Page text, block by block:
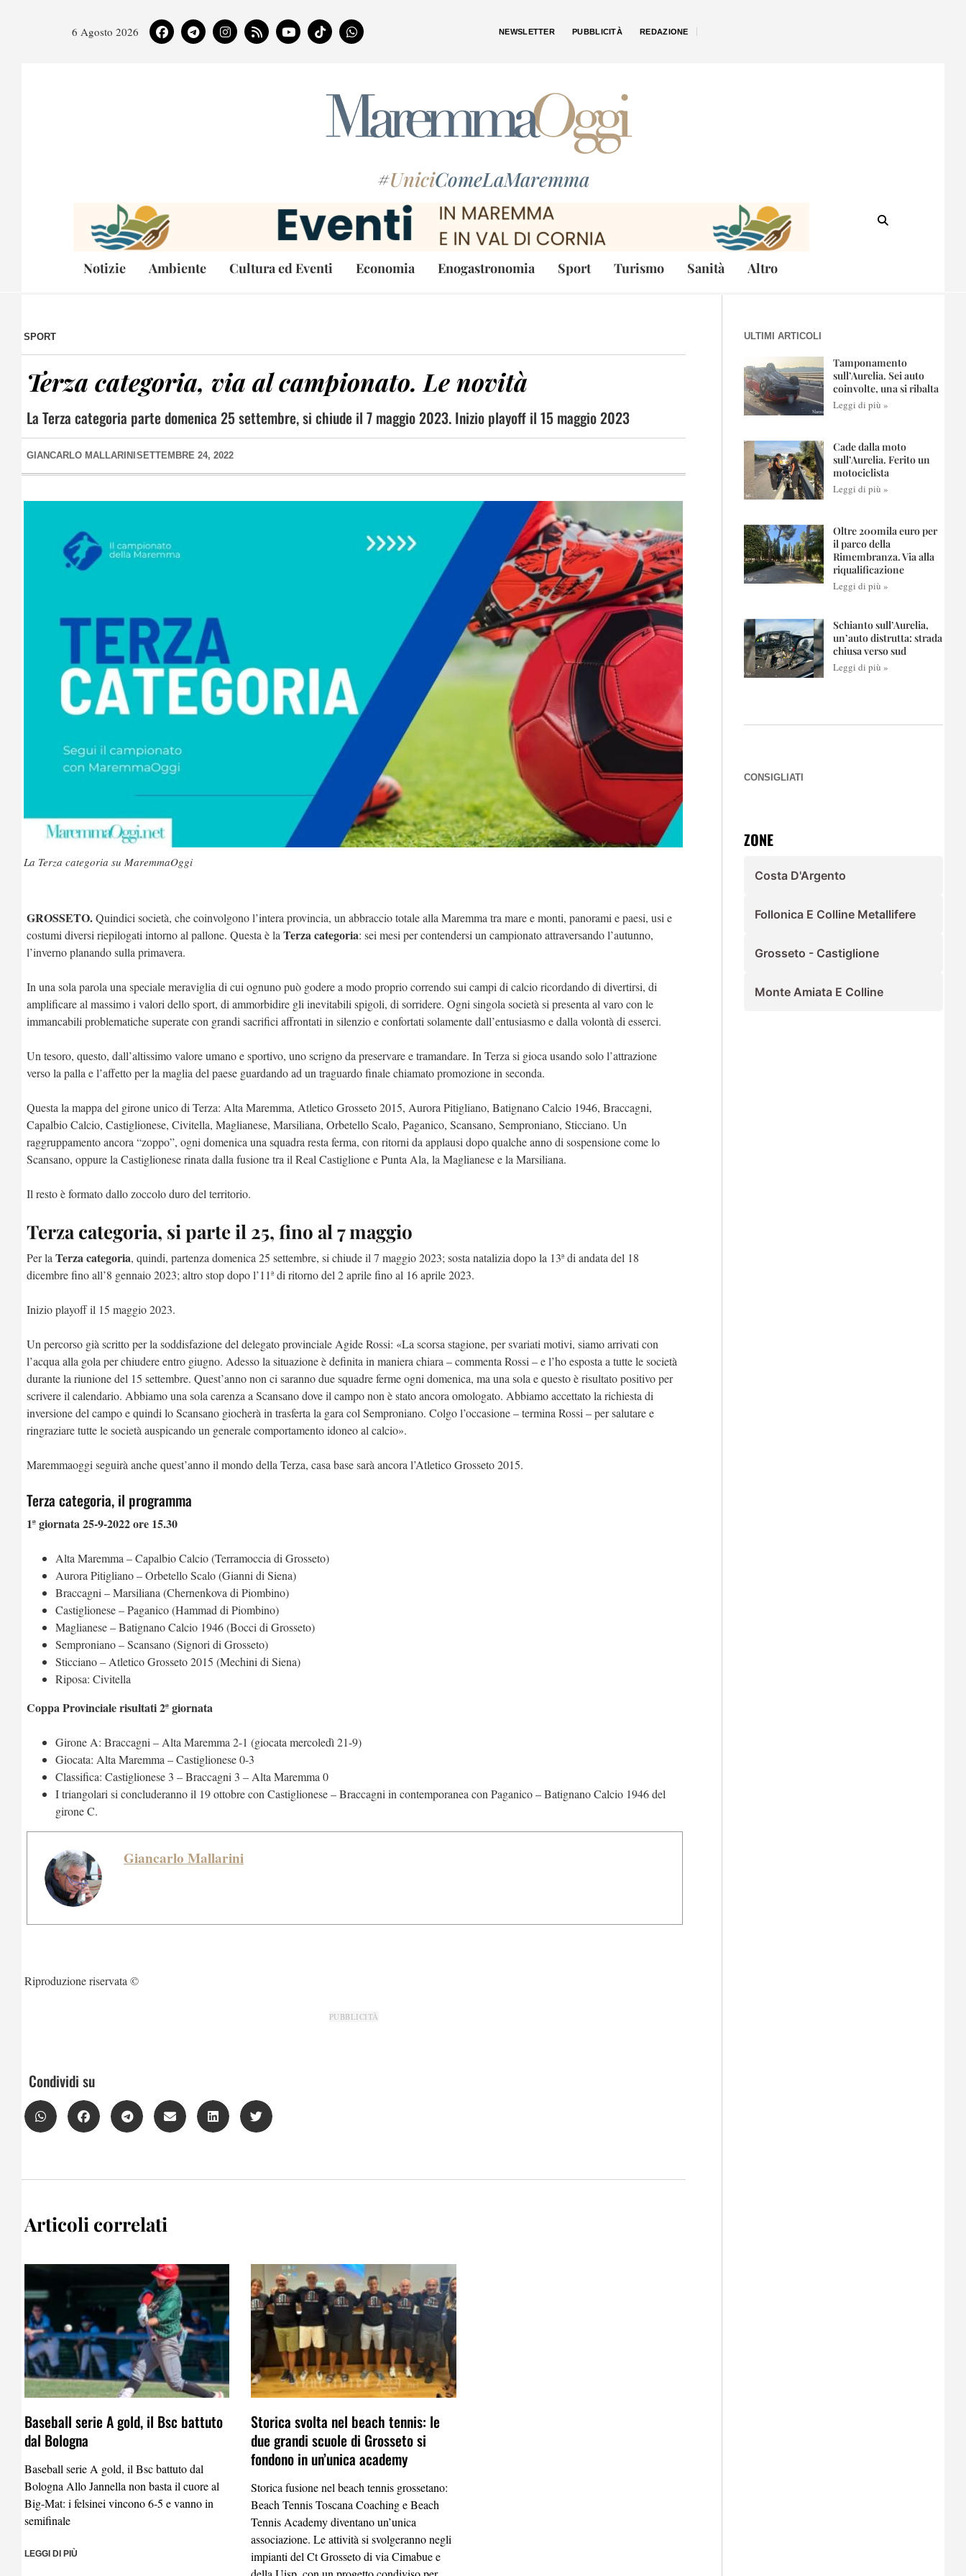
6 Agosto 2026 NEWSLETTER PUBBLICITÀ REDAZIONE
#UniciComeLaMaremma
Notizie Ambiente Cultura ed Eventi Economia Enogastronomia Sport Turismo Sanità Altro
SPORT
Terza categoria, via al campionato. Le novità
La Terza categoria parte domenica 25 settembre, si chiude il 7 maggio 2023. Inizio playoff il 15 maggio 2023
GIANCARLO MALLARINI SETTEMBRE 24, 2022
La Terza categoria su MaremmaOggi
GROSSETO.Quindici società, che coinvolgono l’intera provincia, un abbraccio totale alla Maremma tra mare e monti, panorami e paesi, usi e
costumi diversi riepilogati intorno al pallone. Questa è la Terza categoria: sei mesi per contendersi un campionato attraversando l’autunno,
l’inverno planando sulla primavera.
In una sola parola una speciale meraviglia di cui ognuno può godere a modo proprio correndo sui campi di calcio ricordando di divertirsi, di
amplificare al massimo i valori dello sport, di ammorbidire gli inevitabili spigoli, di sorridere. Ogni singola società si presenta al varo con le
immancabili problematiche superate con grandi sacrifici affrontati in silenzio e confortati solamente dall’entusiasmo e dalla volontà di esserci.
Un tesoro, questo, dall’altissimo valore umano e sportivo, uno scrigno da preservare e tramandare. In Terza si gioca usando solo l’attrazione
verso la palla e l’affetto per la maglia del paese guardando ad un traguardo finale chiamato promozione in seconda.
Questa la mappa del girone unico di Terza: Alta Maremma, Atletico Grosseto 2015, Aurora Pitigliano, Batignano Calcio 1946, Braccagni,
Capalbio Calcio, Castiglionese, Civitella, Maglianese, Marsiliana, Orbetello Scalo, Paganico, Scansano, Semproniano, Sticciano. Un
raggruppamento ancora “zoppo”, ogni domenica una squadra resta ferma, con ritorni da applausi dopo qualche anno di sospensione come lo
Scansano, oppure la Castiglionese rinata dalla fusione tra il Real Castiglione e Punta Ala, la Maglianese e la Marsiliana.
Il resto è formato dallo zoccolo duro del territorio.
Terza categoria, si parte il 25, fino al 7 maggio
Per la Terza categoria, quindi, partenza domenica 25 settembre, si chiude il 7 maggio 2023; sosta natalizia dopo la 13ª di andata del 18
dicembre fino all’8 gennaio 2023; altro stop dopo l’11ª di ritorno del 2 aprile fino al 16 aprile 2023.
Inizio playoff il 15 maggio 2023.
Un percorso già scritto per la soddisfazione del delegato provinciale Agide Rossi: «La scorsa stagione, per svariati motivi, siamo arrivati con
l’acqua alla gola per chiudere entro giugno. Adesso la situazione è definita in maniera chiara – commenta Rossi – e l’ho esposta a tutte le società
durante la riunione del 15 settembre. Quest’anno non ci saranno due squadre ferme ogni domenica, ma una sola e questo è risultato positivo per
scrivere il calendario. Abbiamo una sola carenza a Scansano dove il campo non è stato ancora omologato. Abbiamo accettato la richiesta di
inversione del campo e quindi lo Scansano giocherà in trasferta la gara col Semproniano. Colgo l’occasione – termina Rossi – per salutare e
ringraziare tutte le società auspicando un generale comportamento idoneo al calcio».
Maremmaoggi seguirà anche quest’anno il mondo della Terza, casa base sarà ancora l’Atletico Grosseto 2015.
Terza categoria, il programma
1ª giornata 25-9-2022 ore 15.30
Alta Maremma – Capalbio Calcio (Terramoccia di Grosseto)
Aurora Pitigliano – Orbetello Scalo (Gianni di Siena)
Braccagni – Marsiliana (Chernenkova di Piombino)
Castiglionese – Paganico (Hammad di Piombino)
Maglianese – Batignano Calcio 1946 (Bocci di Grosseto)
Semproniano – Scansano (Signori di Grosseto)
Sticciano – Atletico Grosseto 2015 (Mechini di Siena)
Riposa: Civitella
Coppa Provinciale risultati 2ª giornata
Girone A: Braccagni – Alta Maremma 2-1 (giocata mercoledì 21-9)
Giocata: Alta Maremma – Castiglionese 0-3
Classifica: Castiglionese 3 – Braccagni 3 – Alta Maremma 0
I triangolari si concluderanno il 19 ottobre con Castiglionese – Braccagni in contemporanea con Paganico – Batignano Calcio 1946 del
girone C.
Giancarlo Mallarini
Riproduzione riservata ©
PUBBLICITÀ
Condividi su
Articoli correlati
Baseball serie A gold, il Bsc battuto
dal Bologna
Baseball serie A gold, il Bsc battuto dal
Bologna Allo Jannella non basta il cuore al
Big-Mat: i felsinei vincono 6-5 e vanno in
semifinale
LEGGI DI PIÙ
Storica svolta nel beach tennis: le
due grandi scuole di Grosseto si
fondono in un’unica academy
Storica fusione nel beach tennis grossetano:
Beach Tennis Toscana Coaching e Beach
Tennis Academy diventano un’unica
associazione. Le attività si svolgeranno negli
impianti del Ct Grosseto di via Cimabue e
ULTIMI ARTICOLI
Tamponamento
sull’Aurelia. Sei auto
coinvolte, una si ribalta
Leggi di più »
Cade dalla moto
sull’Aurelia. Ferito un
motociclista
Leggi di più »
Oltre 200mila euro per
il parco della
Rimembranza. Via alla
riqualificazione
Leggi di più »
Schianto sull’Aurelia,
un’auto distrutta: strada
chiusa verso sud
Leggi di più »
CONSIGLIATI
ZONE
Costa D'Argento
Follonica E Colline Metallifere
Grosseto - Castiglione
Monte Amiata E Colline